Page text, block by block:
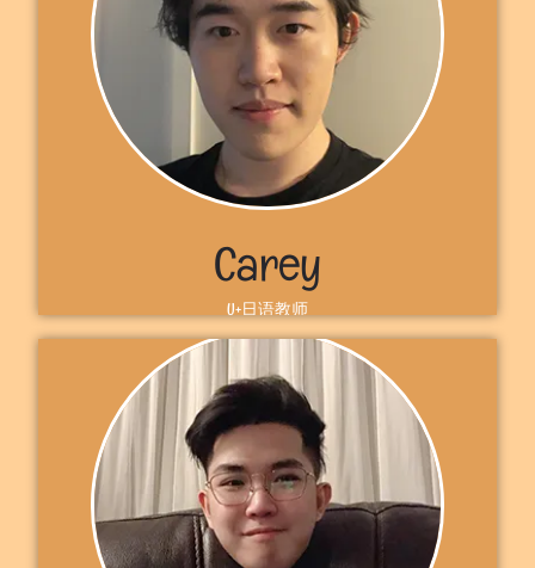
안녕하세요！欢迎来到 U+，我是京教师，我来自韩国首尔，目前住
在加拿大安大略省。我有15年的英语/韩语教学经验。期待与您分享
我的韩语知识。 期待在U+见到你，京
了解更多
Carey
U+日语教师
自我介绍
こんにちは! 欢迎来到 U+，我是来自加拿大多伦多的日语教师凯
瑞。我一直在教不同年龄段的学生日语，最小年龄的只有4岁。希望
你能加入U+班学习日语。 期待在U+见到你，凯瑞